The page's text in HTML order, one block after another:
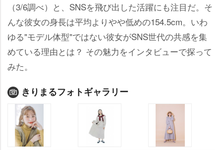
（3/6調べ）と、SNSを飛び出した活躍にも注目だ。そ
んな彼女の身長は平均よりやや低めの154.5cm。いわ
ゆる"モデル体型"ではない彼女がSNS世代の共感を集
めている理由とは？ その魅力をインタビューで探って
みた。
きりまるフォトギャラリー